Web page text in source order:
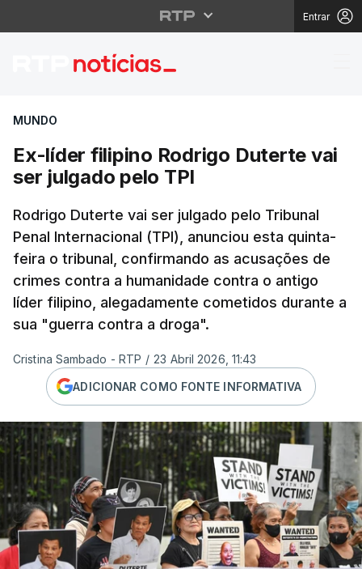
Entrar
Ex-líder filipino
MUNDO
Ex-líder filipino Rodrigo Duterte vai
ser julgado pelo TPI
Rodrigo Duterte vai ser julgado pelo Tribunal
Penal Internacional (TPI), anunciou esta quinta-
feira o tribunal, confirmando as acusações de
crimes contra a humanidade contra o antigo
líder filipino, alegadamente cometidos durante a
sua "guerra contra a droga".
Cristina Sambado - RTP / 23 Abril 2026, 11:43
ADICIONAR COMO FONTE INFORMATIVA